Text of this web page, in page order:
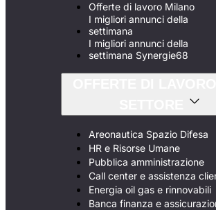
Offerte di lavoro Milano
I migliori annunci della
settimana
I migliori annunci della
settimana Synergie68
Areonautica Spazio Difesa
HR e Risorse Umane
Pubblica amministrazione
Call center e assistenza
Energia oil gas e rinnovabili
Banca finanza e